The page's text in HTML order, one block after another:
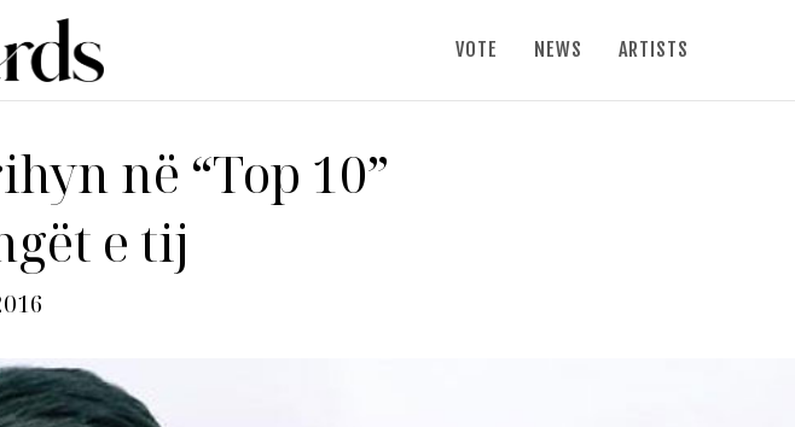
VOTE NEWS ARTISTS
në “Top 10”
e tij